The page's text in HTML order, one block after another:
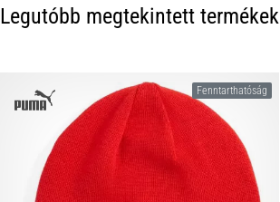
Legutóbb megtekintett termékek
Fenntarthatóság